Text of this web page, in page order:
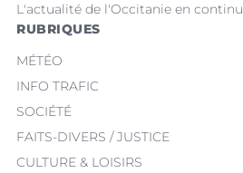
L'actualité de l'Occitanie en continu
RUBRIQUES
MÉTÉO
INFO TRAFIC
SOCIÉTÉ
FAITS-DIVERS / JUSTICE
CULTURE & LOISIRS